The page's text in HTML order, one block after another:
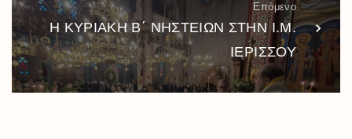
Επόμενο
Η ΚΥΡΙΑΚΗ Β΄ ΝΗΣΤΕΙΩΝ ΣΤΗΝ Ι.Μ.
ΙΕΡΙΣΣΟΥ